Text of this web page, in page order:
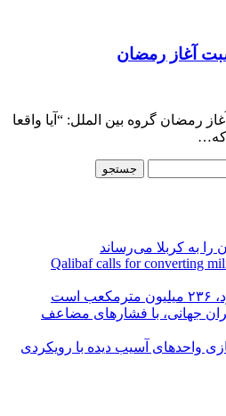
آغاز رمضان
رمضان گروه بین الملل: “آیا واقعا
که…
را به کربلا می‌رساند
Qalibaf calls for converting
جهانی، با فشارهای مضاعف
واحدهای آسیب دیده با رویکردی